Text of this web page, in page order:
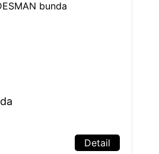
Detail